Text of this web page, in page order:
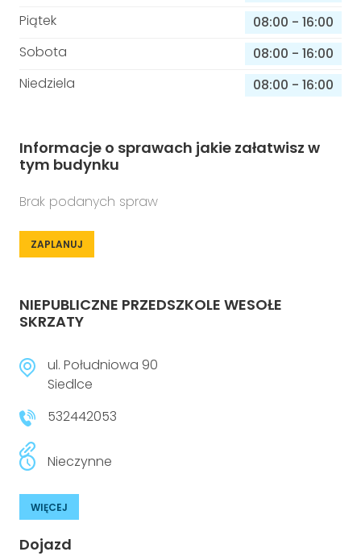
Piątek
08:00 - 16:00
Sobota
08:00 - 16:00
Niedziela
08:00 - 16:00
Informacje o sprawach jakie załatwisz w
tym budynku
Brak podanych spraw
ZAPLANUJ
NIEPUBLICZNE PRZEDSZKOLE WESOŁE
SKRZATY
ul. Południowa 90
Siedlce
532442053
Nieczynne
WIĘCEJ
Dojazd